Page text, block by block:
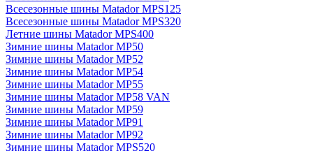
Всесезонные шины Matador MPS125
Всесезонные шины Matador MPS320
Летние шины Matador MPS400
Зимние шины Matador MP50
Зимние шины Matador MP52
Зимние шины Matador MP54
Зимние шины Matador MP55
Зимние шины Matador MP58 VAN
Зимние шины Matador MP59
Зимние шины Matador MP91
Зимние шины Matador MP92
Зимние шины Matador MPS520